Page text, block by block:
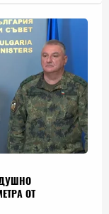
ОТ